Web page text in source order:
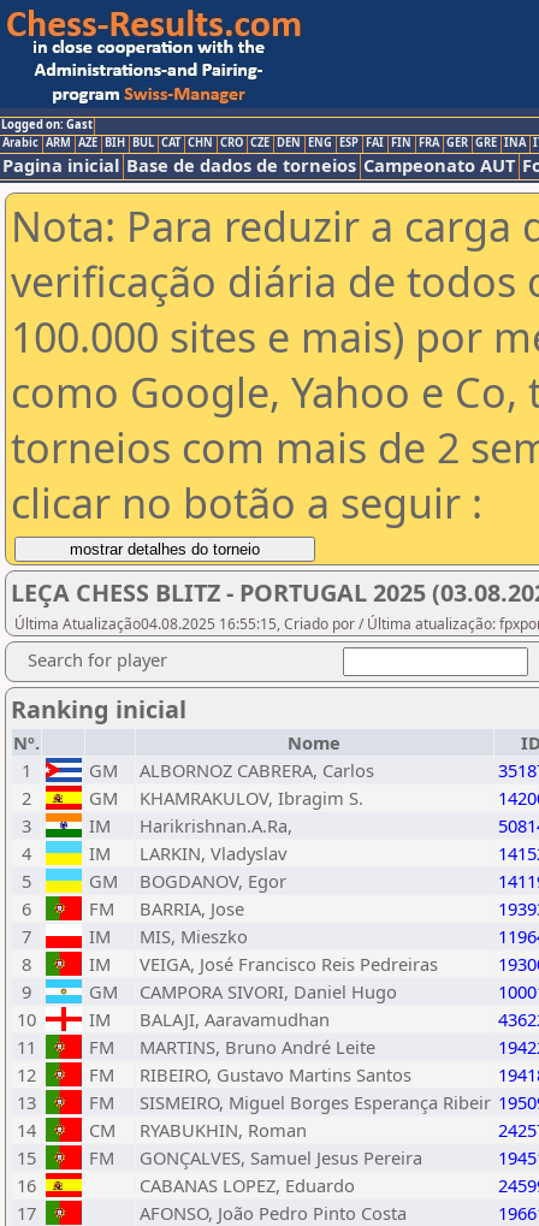
Logged on: Gast
Arabic ARM AZE BIH BUL CAT CHN CRO CZE DEN ENG ESP FAI FIN FRA GER GRE INA
Pagina inicial Base de dados de torneios Campeonato AUT
Nota: Para reduzir a carga
verificação diária de todos
100.000 sites e mais) por
como Google, Yahoo e
torneios com mais de 2
clicar no botão a seguir :
LEÇA CHESS BLITZ - PORTUGAL 2025
Última Atualização04.08.2025 16:55:15, Criado por / Última atualização:
Search for player
Ranking inicial
Nº. Nome
1
GM ALBORNOZ CABRERA, Carlos
2
GM KHAMRAKULOV, Ibragim S.
3
IM Harikrishnan.A.Ra,
4
IM LARKIN, Vladyslav
5
GM BOGDANOV, Egor
6
FM BARRIA, Jose
7
IM MIS, Mieszko
8
IM VEIGA, José Francisco Reis Pedreiras
9
GM CAMPORA SIVORI, Daniel Hugo
10
IM BALAJI, Aaravamudhan
11
FM MARTINS, Bruno André Leite
12
FM RIBEIRO, Gustavo Martins Santos
13
FM SISMEIRO, Miguel Borges Esperança Ribeir
14
CM RYABUKHIN, Roman
15
FM GONÇALVES, Samuel Jesus Pereira
16
CABANAS LOPEZ, Eduardo
17
AFONSO, João Pedro Pinto Costa